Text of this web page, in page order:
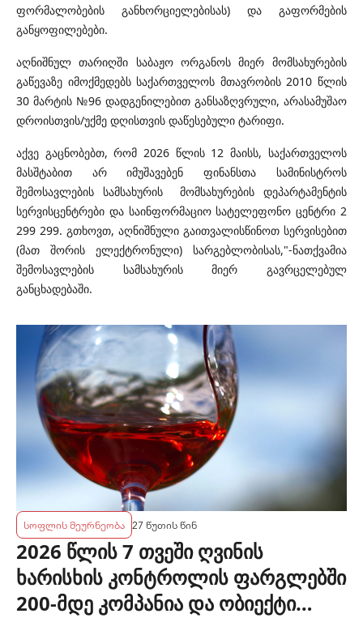
ფორმალობების განხორციელებისას) და გაფორმების
განყოფილებები.
აღნიშნულ თარიღში საბაჟო ორგანოს მიერ მომსახურების
გაწევაზე იმოქმედებს საქართველოს მთავრობის 2010 წლის
30 მარტის №96 დადგენილებით განსაზღვრული, არასამუშაო
დროისთვის/უქმე დღისთვის დაწესებული ტარიფი.
აქვე გაცნობებთ, რომ 2026 წლის 12 მაისს, საქართველოს
მასშტაბით არ იმუშავებენ ფინანსთა სამინისტროს
შემოსავლების სამსახურის მომსახურების დეპარტამენტის
სერვისცენტრები და საინფორმაციო სატელეფონო ცენტრი 2
299 299. გთხოვთ, აღნიშნული გაითვალისწინოთ სერვისებით
(მათ შორის ელექტრონული) სარგებლობისას,"-ნათქვამია
შემოსავლების სამსახურის მიერ გავრცელებულ
განცხადებაში.
სოფლის მეურნეობა 27 წუთის წინ
2026 წლის 7 თვეში ღვინის
ხარისხის კონტროლის ფარგლებში
200-მდე კომპანია და ობიექტი